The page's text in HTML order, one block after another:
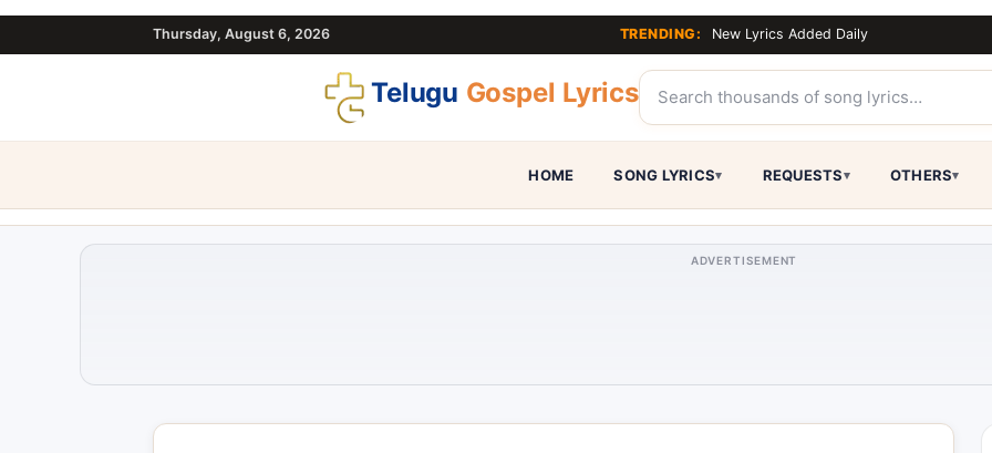
Thursday, August 6, 2026 TRENDING: New Lyrics Added Daily
Telugu Gospel Lyrics
HOME SONG LYRICS REQUESTS OTHERS
ADVERTISEMENT